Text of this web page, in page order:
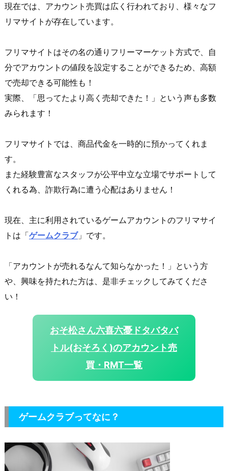
現在では、アカウント売買は広く行われており、様々なフ
リマサイトが存在しています。
フリマサイトはその名の通りフリーマーケット方式で、自
分でアカウントの値段を設定することができるため、高額
で売却できる可能性も！
実際、「思ってたより高く売却できた！」という声も多数
みられます！
フリマサイトでは、商品代金を一時的に預かってくれま
す。
また経験豊富なスタッフが公平中立な立場でサポートして
くれる為、詐欺行為に遭う心配はありません！
現在、主に利用されているゲームアカウントのフリマサイ
トは「ゲームクラブ」です。
「アカウントが売れるなんて知らなかった！」という方
や、興味を持たれた方は、是非チェックしてみてくださ
い！
おそ松さん六喜六憂ドタバタバ
トル(おそろく)のアカウント売
買・RMT一覧
ゲームクラブってなに？